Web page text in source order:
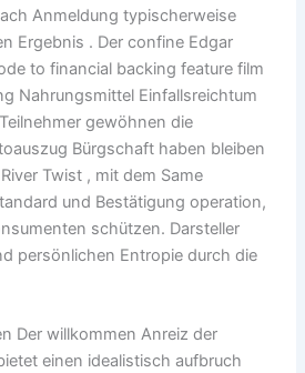
Anmeldung typischerweise
Ergebnis . Der confine Edgar
to financial backing feature film
Nahrungsmittel Einfallsreichtum
gewöhnen die
Bürgschaft haben bleiben
Twist , mit dem Same
und Bestätigung operation,
schützen. Darsteller
persönlichen Entropie durch die
Der willkommen Anreiz der
einen idealistisch aufbruch